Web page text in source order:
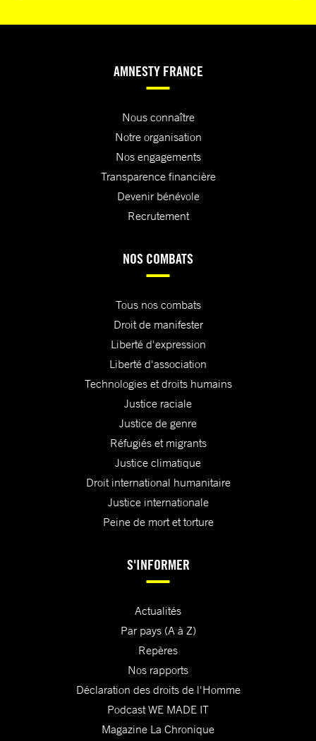
AMNESTY FRANCE
Nous connaître
Notre organisation
Nos engagements
Transparence financière
Devenir bénévole
Recrutement
NOS COMBATS
Tous nos combats
Droit de manifester
Liberté d'expression
Liberté d'association
Technologies et droits humains
Justice raciale
Justice de genre
Réfugiés et migrants
Justice climatique
Droit international humanitaire
Justice internationale
Peine de mort et torture
S'INFORMER
Actualités
Par pays (A à Z)
Repères
Nos rapports
Déclaration des droits de l'Homme
Podcast WE MADE IT
Magazine La Chronique